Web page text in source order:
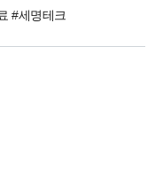
#세명테크